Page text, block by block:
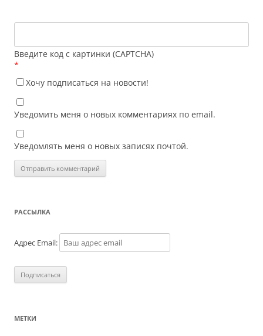
Введите код с картинки (CAPTCHA)
*
Хочу подписаться на новости!
Уведомить меня о новых комментариях по email.
Уведомлять меня о новых записях почтой.
РАССЫЛКА
Адрес Email:
МЕТКИ